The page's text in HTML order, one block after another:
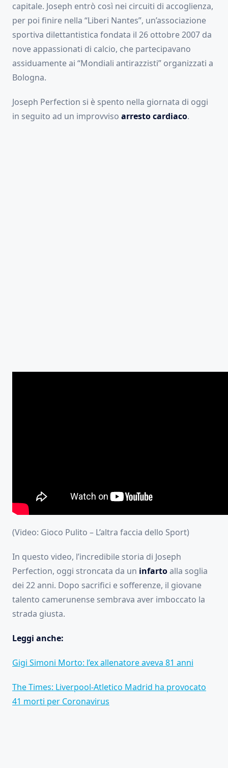
capitale. Joseph entrò così nei circuiti di accoglienza,
per poi finire nella “Liberi Nantes”, un’associazione
sportiva dilettantistica fondata il 26 ottobre 2007 da
nove appassionati di calcio, che partecipavano
assiduamente ai “Mondiali antirazzisti” organizzati a
Bologna.
Joseph Perfection si è spento nella giornata di oggi
in seguito ad un improvviso arresto cardiaco.
(Video: Gioco Pulito – L’altra faccia dello Sport)
In questo video, l’incredibile storia di Joseph
Perfection, oggi stroncata da un infartoalla soglia
dei 22 anni. Dopo sacrifici e sofferenze, il giovane
talento camerunense sembrava aver imboccato la
strada giusta.
Leggi anche:
Gigi Simoni Morto: l’ex allenatore aveva 81 anni
The Times: Liverpool-Atletico Madrid ha provocato
41 morti per Coronavirus